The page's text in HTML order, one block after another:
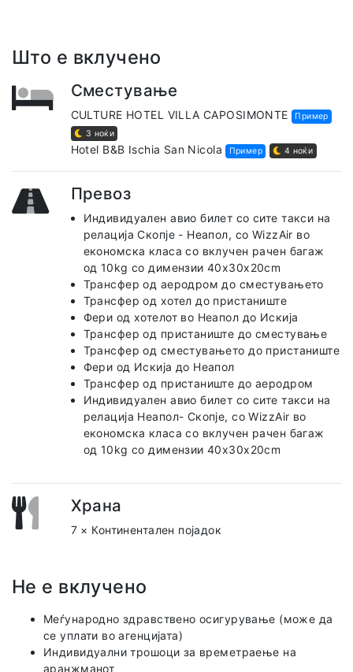
Што е вклучено
Сместување
CULTURE HOTEL VILLA CAPOSIMONTE
Пример
3 ноќи
Hotel B&B Ischia San Nicola Пример 4 ноќи
Превоз
Индивидуален авио билет со сите такси на
релација Скопје - Неапол, co WizzAir во
економска класа со вклучен рачен багаж
од 10kg со димензии 40х30х20cm
Трансфер од аеродром до сместувањето
Трансфер од хотел до пристаниште
Фери од хотелот во Неапол до Искија
Трансфер од пристаниште до сместување
Трансфер од сместувањето до пристаниште
Фери од Искија до Неапол
Трансфер од пристаниште до аеродром
Индивидуален авио билет со сите такси на
релација Неапол- Скопје, со WizzAir во
економска класа со вклучен рачен багаж
од 10kg со димензии 40х30х20cm
Храна
7 × Континентален појадок
Не е вклучено
Меѓународно здравствено осигурување (може да
се уплати во агенцијата)
Индивидуални трошоци за времетраење на
аранжманот